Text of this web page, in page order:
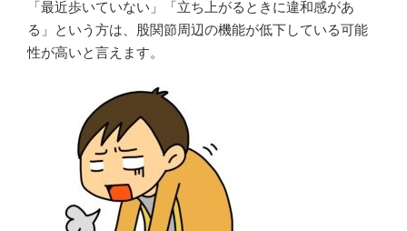
「最近歩いていない」「立ち上がるときに違和感があ
る」という方は、股関節周辺の機能が低下している可能
性が高いと言えます。